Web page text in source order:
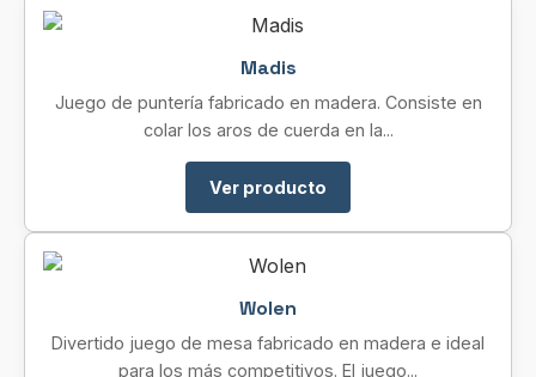
Madis
Juego de puntería fabricado en madera. Consiste en
colar los aros de cuerda en la...
Ver producto
Wolen
Divertido juego de mesa fabricado en madera e ideal
para los más competitivos. El juego...